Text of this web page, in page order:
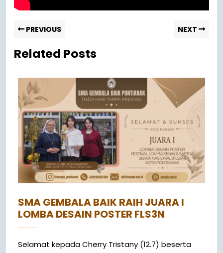
PREVIOUS NEXT
Related Posts
SMA GEMBALA BAIK RAIH JUARA I
LOMBA DESAIN POSTER FLS3N
Selamat kepada Cherry Tristany (12.7) beserta